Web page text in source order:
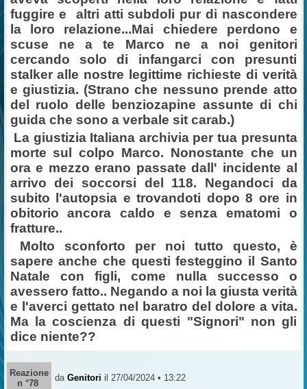
fuggire e
altri atti subdoli pur di nascondere
la loro relazione...Mai chiedere perdono e
scuse ne a te Marco ne a noi genitori
cercando solo di infangarci con presunti
stalker alle nostre legittime richieste di verità
e giustizia. (Strano che nessuno prende atto
del ruolo delle benziozapine assunte di chi
guida che sono a verbale sit carab.)
La giustizia Italiana archivia per tua presunta
morte sul colpo Marco. Nonostante che un
ora e mezzo erano passate dall' incidente al
arrivo dei soccorsi del 118. Negandoci da
subito l'autopsia e trovandoti dopo 8 ore in
obitorio ancora caldo e senza ematomi o
fratture..
Molto sconforto per noi tutto questo, è
sapere anche che questi festeggino il Santo
Natale con figli, come nulla successo o
avessero fatto.. Negando a noi la giusta verità
e l'averci gettato nel baratro del dolore a vita.
Ma la coscienza di questi "Signori" non gli
dice niente??
Reazione
n °78
da Genitori il 27/04/2024 • 13:22